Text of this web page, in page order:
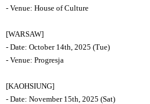
- Venue: House of Culture
[WARSAW]
- Date: October 14th, 2025 (Tue)
- Venue: Progresja
[KAOHSIUNG]
- Date: November 15th, 2025 (Sat)